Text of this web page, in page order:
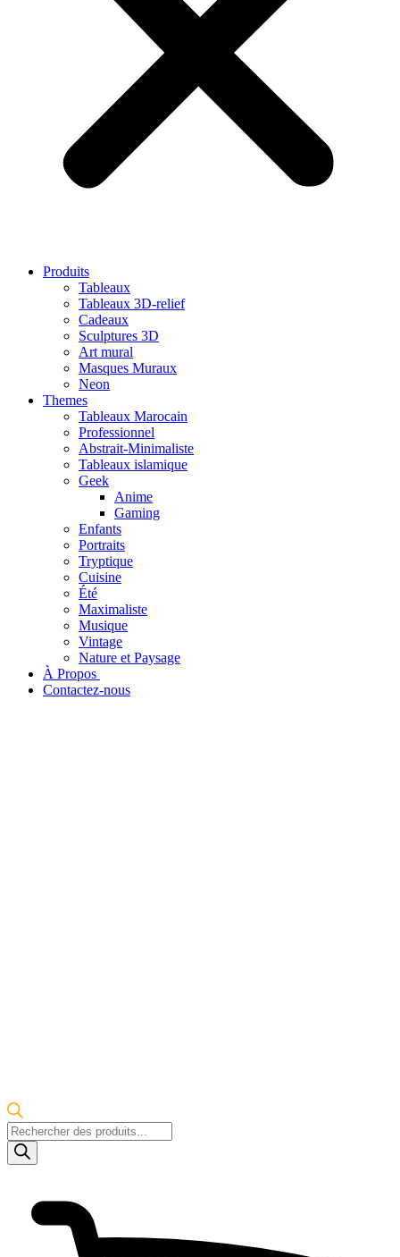
Produits
Tableaux
Tableaux 3D-relief
Cadeaux
Sculptures 3D
Art mural
Masques Muraux
Neon
Themes
Tableaux Marocain
Professionnel
Abstrait-Minimaliste
Tableaux islamique
Geek
Anime
Gaming
Enfants
Portraits
Tryptique
Cuisine
Été
Maximaliste
Musique
Vintage
Nature et Paysage
À Propos ​
Contactez-nous
Recherche
de
produits